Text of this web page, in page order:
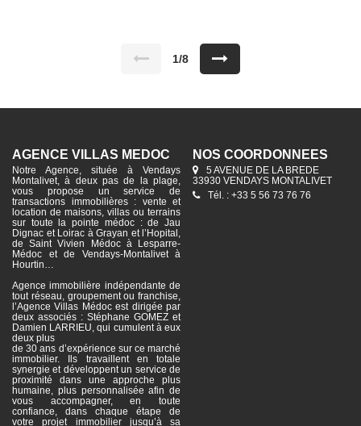
1/8
AGENCE VILLAS MÉDOC
Notre Agence, située à Vendays
Montalivet, à deux pas de la plage,
vous propose un service de
transactions immobilières : vente et
location de maisons, villas ou terrains
sur toute la pointe médoc : de Jau
Dignac et Loirac à Grayan et l’Hopital,
de Saint Vivien Médoc à Lesparre-
Médoc et de Vendays-Montalivet à
Hourtin…
Agence immobilière indépendante de
tout réseau, groupement ou franchise,
l’Agence Villas Médoc est dirigée par
deux associés : Stéphane GOMEZ et
Damien LARRIEU, qui cumulent à eux
deux plus
de 30 ans d’expérience sur ce marché
immobilier. Ils travaillent en totale
synergie et développent un service de
proximité dans une approche plus
humaine, plus personnalisée afin de
vous accompagner, en toute
confiance, dans chaque étape de
votre projet immobilier jusqu’à sa
NOS COORDONNÉES
5 AVENUE DE LA BREDE
33930 VENDAYS MONTALIVET
Tél. : +33 5 56 73 76 76